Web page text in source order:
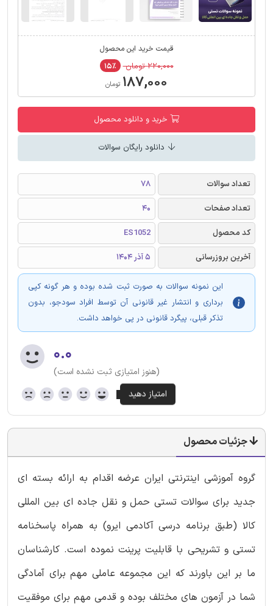
قیمت خرید این محصول
۲۲۰,۰۰۰ تومان ۱۵٪
۱۸۷,۰۰۰ تومان
خرید و دانلود محصول
دانلود رایگان سوالات
تعداد سوالات
78
تعداد صفحات
40
کد محصول
ES1052
آخرین بروزرسانی
5 آذر 1404
این نمونه سوالات به صورت ثبت شده بوده و هر گونه کپی
برداری و انتشار غیر قانونی آن توسط افراد سودجو، بدون
تذکر قبلی، پیگرد قانونی در پی خواهد داشت.
۰.۰
(هنوز امتیازی ثبت نشده است)
جزئیات محصول
گروه آموزشی اینترنتی ایران عرضه اقدام به ارائه بسته ای
جدید برای سوالات تستی حمل و نقل جاده ای بین المللی
کالا (طبق برنامه درسی آکادمی ایرو) به همراه پاسخنامه
تستی و تشریحی با قابلیت پرینت نموده است. کارشناسان
ما بر این باورند که این مجموعه عاملی مهم برای آمادگی
شما در آزمون های مختلف بوده و قدمی مهم برای موفقیت